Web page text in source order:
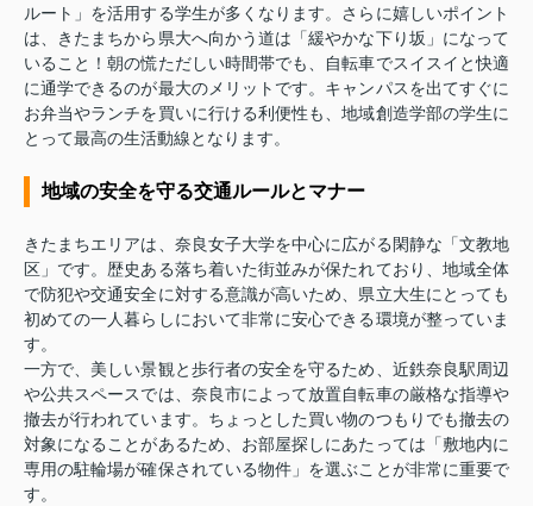
ルート」を活用する学生が多くなります。さらに嬉しいポイント
は、きたまちから県大へ向かう道は「緩やかな下り坂」になって
いること！朝の慌ただしい時間帯でも、自転車でスイスイと快適
に通学できるのが最大のメリットです。キャンパスを出てすぐに
お弁当やランチを買いに行ける利便性も、地域創造学部の学生に
とって最高の生活動線となります。
地域の安全を守る交通ルールとマナー
きたまちエリアは、奈良女子大学を中心に広がる閑静な「文教地
区」です。歴史ある落ち着いた街並みが保たれており、地域全体
で防犯や交通安全に対する意識が高いため、県立大生にとっても
初めての一人暮らしにおいて非常に安心できる環境が整っていま
す。
一方で、美しい景観と歩行者の安全を守るため、近鉄奈良駅周辺
や公共スペースでは、奈良市によって放置自転車の厳格な指導や
撤去が行われています。ちょっとした買い物のつもりでも撤去の
対象になることがあるため、お部屋探しにあたっては「敷地内に
専用の駐輪場が確保されている物件」を選ぶことが非常に重要で
す。